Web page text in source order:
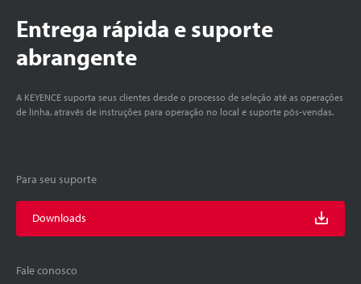
Entrega rápida e suporte
abrangente
A KEYENCE suporta seus clientes desde o processo de seleção até as operações
de linha, através de instruções para operação no local e suporte pós-vendas.
Para seu suporte
Downloads
Fale conosco